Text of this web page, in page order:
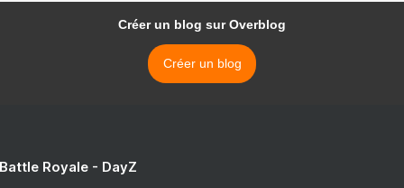
Créer un blog sur Overblog
Créer un blog
Royale - DayZ